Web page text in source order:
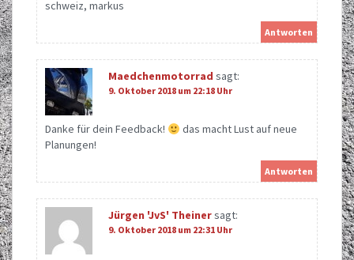
schweiz, markus
Antworten
Maedchenmotorrad sagt:
9. Oktober 2018 um 22:18 Uhr
Danke für dein Feedback!
das macht Lust auf neue
Planungen!
Antworten
Jürgen 'JvS' Theinersagt:
9. Oktober 2018 um 22:31 Uhr